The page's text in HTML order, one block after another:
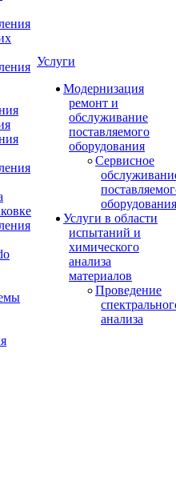
Услуги
Модернизация
ремонт и
обслуживание
поставляемого
оборудования
Сервисное
оборудования
Услуги в области
испытаний и
химического
анализа
материалов
Проведение
анализа